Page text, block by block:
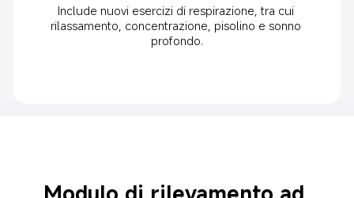
Include nuovi esercizi di respirazione, tra cui
rilassamento, concentrazione, pisolino e sonno
profondo.